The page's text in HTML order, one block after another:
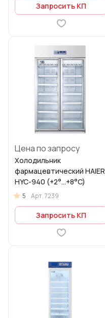
Запросить КП
Цена по запросу
Холодильник
фармацевтический HAIER
HYC-940 (+2°...+8°C)
5 Арт.7239
Запросить КП